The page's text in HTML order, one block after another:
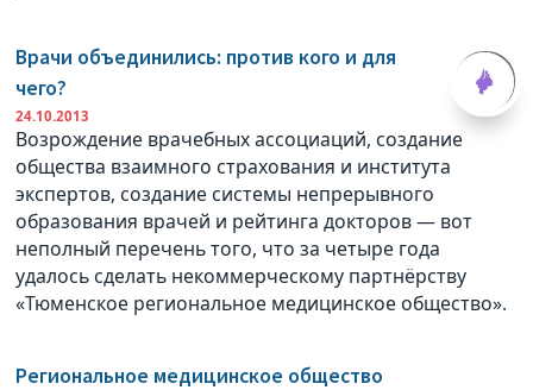
Врачи объединились: против кого и для
чего?
24.10.2013
Возрождение врачебных ассоциаций, создание
общества взаимного страхования и института
экспертов, создание системы непрерывного
образования врачей и рейтинга докторов — вот
неполный перечень того, что за четыре года
удалось сделать некоммерческому партнёрству
«Тюменское региональное медицинское общество».
Региональное медицинское общество